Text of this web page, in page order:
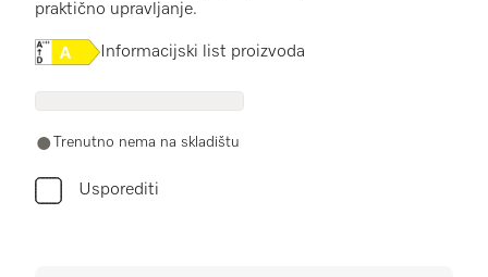
praktično upravljanje.
Online Label Flag, Energetska naljepnica
Informacijski list proizvoda
Trenutno nema na skladištu
Usporediti